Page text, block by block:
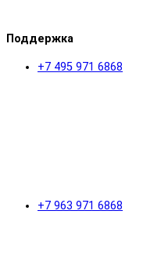
Поддержка
+7 495 971 6868
+7 963 971 6868